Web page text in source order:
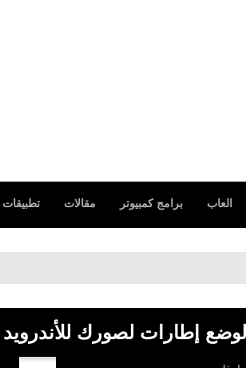
العاب برامج كمبيوتر مقالات تطبيقات
إطارات لصورك للأندرويد